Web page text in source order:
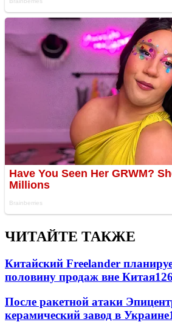
ЧИТАЙТЕ ТАКЖЕ
Китайский Freelander
половину продаж вне Китая
После ракетной атаки
керамический завод в Украине